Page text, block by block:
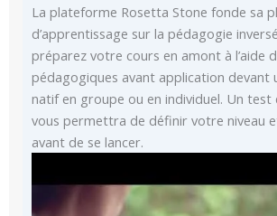
La plateforme Rosetta Stone fonde sa
d’apprentissage sur la pédagogie
préparez votre cours en amont à l’aide
pédagogiques avant application devant
natif en groupe ou en individuel. Un test
vous permettra de définir votre niveau
avant de se lancer.